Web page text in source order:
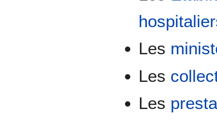
Les
Les
Les